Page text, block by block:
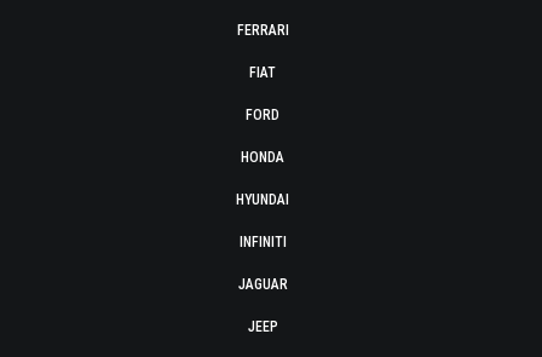
FERRARI
FIAT
FORD
HONDA
HYUNDAI
INFINITI
JAGUAR
JEEP